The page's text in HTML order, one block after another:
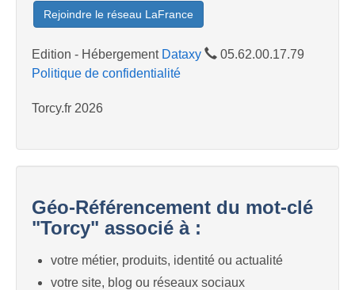
Rejoindre le réseau LaFrance
Edition - Hébergement Dataxy
05.62.00.17.79
Politique de confidentialité
Torcy.fr 2026
Géo-Référencement du mot-clé
"Torcy" associé à :
votre métier, produits, identité ou actualité
votre site, blog ou réseaux sociaux